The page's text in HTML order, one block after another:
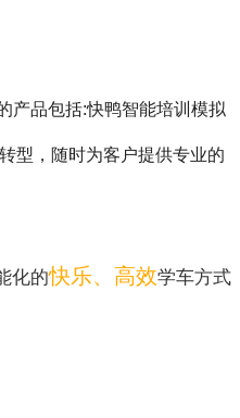
产品包括:快鸭智能培训模拟
型，随时为客户提供专业的
化的快乐、高效学车方式